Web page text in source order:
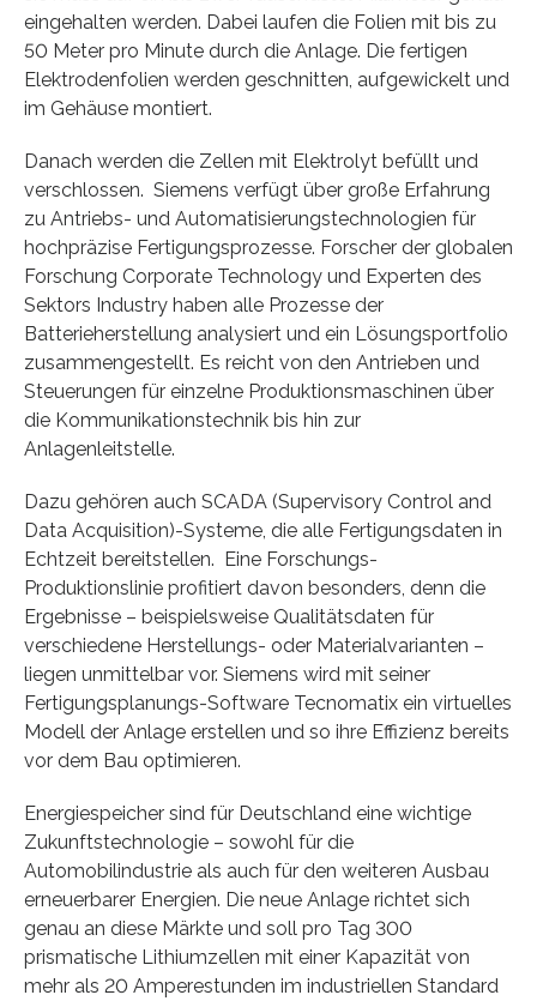
eingehalten werden. Dabei laufen die Folien mit bis zu
50 Meter pro Minute durch die Anlage. Die fertigen
Elektrodenfolien werden geschnitten, aufgewickelt und
im Gehäuse montiert.
Danach werden die Zellen mit Elektrolyt befüllt und
verschlossen. Siemens verfügt über große Erfahrung
zu Antriebs- und Automatisierungstechnologien für
hochpräzise Fertigungsprozesse. Forscher der globalen
Forschung Corporate Technology und Experten des
Sektors Industry haben alle Prozesse der
Batterieherstellung analysiert und ein Lösungsportfolio
zusammengestellt. Es reicht von den Antrieben und
Steuerungen für einzelne Produktionsmaschinen über
die Kommunikationstechnik bis hin zur
Anlagenleitstelle.
Dazu gehören auch SCADA (Supervisory Control and
Data Acquisition)-Systeme, die alle Fertigungsdaten in
Echtzeit bereitstellen. Eine Forschungs-
Produktionslinie profitiert davon besonders, denn die
Ergebnisse – beispielsweise Qualitätsdaten für
verschiedene Herstellungs- oder Materialvarianten –
liegen unmittelbar vor. Siemens wird mit seiner
Fertigungsplanungs-Soft­ware Tecnomatix ein virtuelles
Modell der Anlage erstellen und so ihre Effizienz bereits
vor dem Bau optimieren.
Energiespeicher sind für Deutschland eine wichtige
Zukunftstechnologie – sowohl für die
Automobilindustrie als auch für den weiteren Ausbau
erneuerbarer Energien. Die neue Anlage richtet sich
genau an diese Märkte und soll pro Tag 300
prismatische Lithiumzellen mit einer Kapazität von
mehr als 20 Amperestunden im industriellen Standard